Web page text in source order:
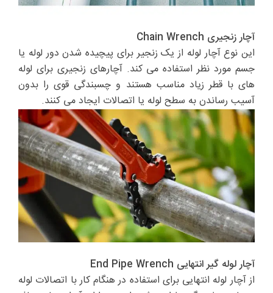
آچار زنجیری Chain Wrench
این نوع آچار لوله از یک زنجیر برای پیچیده شدن دور لوله یا
جسم مورد نظر استفاده می کند. آچارهای زنجیری برای لوله
های با قطر زیاد مناسب هستند و چسبندگی قوی را بدون
آسیب رساندن به سطح لوله یا اتصالات ایجاد می کنند.
آچار لوله گیر انتهایی End Pipe Wrench
از آچار لوله انتهایی برای استفاده در هنگام کار با اتصالات لوله